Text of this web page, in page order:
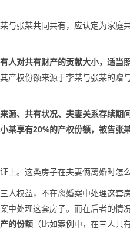
张某共同共有，应认定为家庭
人对共有财产的贡献大小，适当
产权份额来源于李某与张某的赠
源、共有状况、夫妻关系存续期
享有20%的产权份额，被告张
。这类房子在夫妻俩离婚时怎
人权益，不在离婚案中处理这套
中处理这套房子。而在后者的情况
的份额 （比如案例中，在三人共